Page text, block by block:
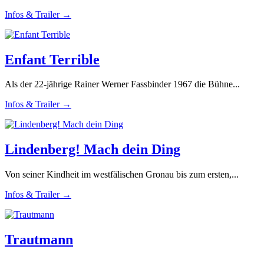
Infos & Trailer →
Enfant Terrible
Als der 22-jährige Rainer Werner Fassbinder 1967 die Bühne...
Infos & Trailer →
Lindenberg! Mach dein Ding
Von seiner Kindheit im westfälischen Gronau bis zum ersten,...
Infos & Trailer →
Trautmann